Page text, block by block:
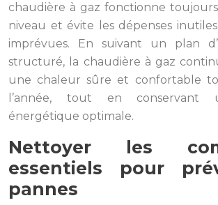
chaudière à gaz fonctionne
niveau et évite les dépenses
imprévues. En suivant un plan
structuré, la chaudière à gaz
une chaleur sûre et confortable
l’année, tout en conservant
énergétique optimale.
Nettoyer les
essentiels pour
pannes